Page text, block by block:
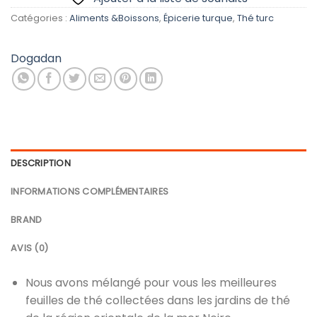
Catégories : Aliments &Boissons, Épicerie turque, Thé turc
Dogadan
DESCRIPTION
INFORMATIONS COMPLÉMENTAIRES
BRAND
AVIS (0)
Nous avons mélangé pour vous les meilleures
feuilles de thé collectées dans les jardins de thé